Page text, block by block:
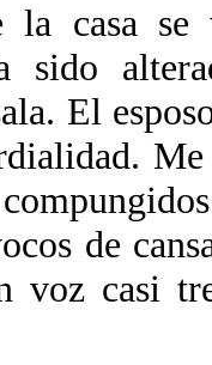
casa se
sido
El
de
voz casi